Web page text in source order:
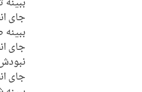
جای
جای
جای